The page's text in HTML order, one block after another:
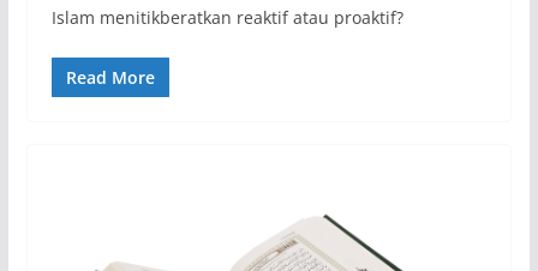
Islam menitikberatkan reaktif atau proaktif?
Read More